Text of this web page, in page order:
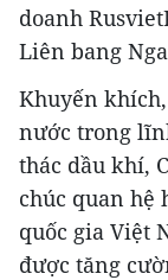
doanh
Liên bang
Khuyến
nước trong
thác dầu khí,
chúc quan hệ
quốc gia Việt
được tăng